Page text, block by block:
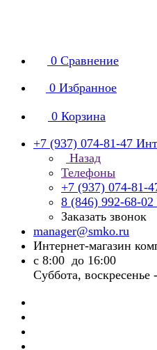
0 Сравнение
0 Избранное
0 Корзина
+7 (937) 074-81-47
Назад
Телефоны
+7 (937) 074-81-
8 (846) 992-68-02
Заказать звонок
manager@smko.ru
Интернет-магазин
с 8:00 до 16:00
Суббота, воскресенье